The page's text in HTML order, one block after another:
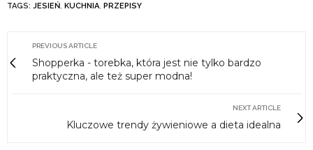
TAGS: JESIEŃ KUCHNIA PRZEPISY
PREVIOUS ARTICLE
Shopperka - torebka, która jest nie tylko bardzo
praktyczna, ale też super modna!
NEXT ARTICLE
Kluczowe trendy żywieniowe a dieta idealna